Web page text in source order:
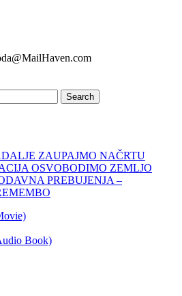
ZAUPAJMO NAČRTU
OSVOBODIMO ZEMLJO
PREBUJENJA –
Book)